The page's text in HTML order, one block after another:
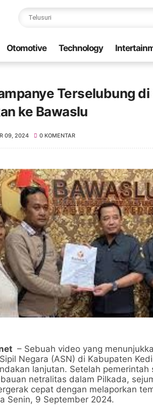
Otomotive Technology
Terselubung
ke Bawaslu
09, 2024 0 KOMENTAR
– Sebuah video yang
Negara (ASN) di Kabupaten
lanjutan. Setelah
netralitas dalam Pilkada,
cepat dengan melaporkan
Senin, 9 September 2024.